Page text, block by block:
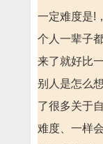
一定难度是!
个人一辈子
来了就好比
别人是怎么
了很多关于
难度、一样